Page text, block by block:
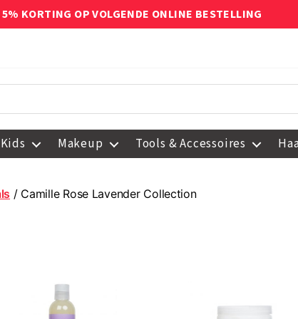
KORTING OP VOLGENDE ONLINE BESTELLING
Kids Makeup Tools & Accessoires
/ Camille Rose Lavender Collection